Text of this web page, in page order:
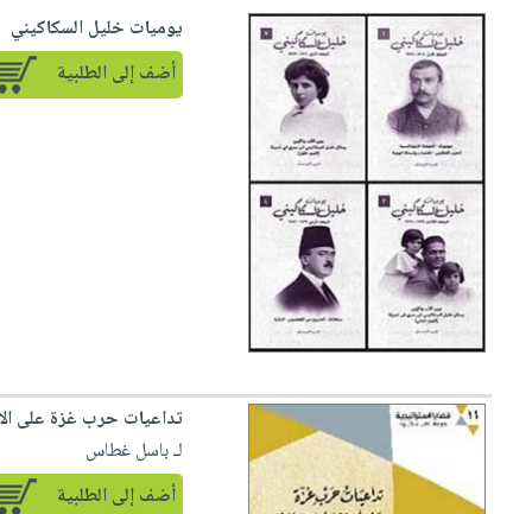
يوميات خليل السكاكيني
أضف إلى الطلبية
تداعيات حرب غزة على
لـ باسل غطاس
أضف إلى الطلبية